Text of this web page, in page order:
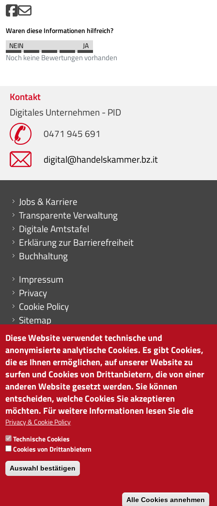
Waren diese Informationen hilfreich?
Noch keine Bewertungen vorhanden
Kontakt
Digitales Unternehmen - PID
0471 945 691
digital@handelskammer.bz.it
Mini menu di servizio
Jobs & Karriere
Transparente Verwaltung
Digitale Amtstafel
Erklärung zur Barrierefreiheit
Buchhaltung
Menu footer
Impressum
Privacy
Cookie Policy
Sitemap
Cookie-Einstellungen
HANDELSKAMMER BOZEN
Südtiroler Straße 60 | I-39100 Bozen
Tel. 0471 945 511 |info@handelskammer.bz.it
MwSt.-Nr.: 00376420212
INSTITUT FÜR WIRTSCHAFTSFÖRDERUNG
MwSt.-Nr.: 01716880214
Diese Website verwendet technische und
anonymisierte analytische Cookies. Es gibt Cookies,
die es Ihnen ermöglichen, auf unserer Website zu
surfen und Cookies von Drittanbietern, die von einer
anderen Website gesetzt werden. Sie können
entscheiden, welche Cookies Sie akzeptieren
möchten. Für weitere Informationen lesen Sie die
Privacy & Cookie Policy
Technische Cookies
Cookies von Drittanbietern
Auswahl bestätigen
Alle Cookies annehmen